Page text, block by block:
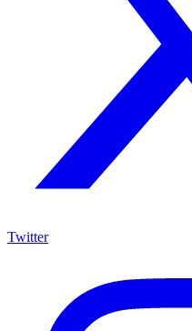
Twitter